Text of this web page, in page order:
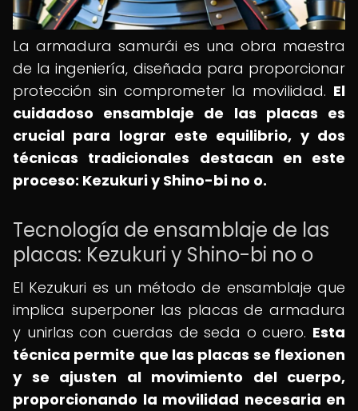
La armadura samurái es una obra maestra
de la ingeniería, diseñada para proporcionar
protección sin comprometer la movilidad. El
cuidadoso ensamblaje de las placas es
crucial para lograr este equilibrio, y dos
técnicas tradicionales destacan en este
proceso: Kezukuri y Shino-bi no o.
Tecnología de ensamblaje de las
placas: Kezukuri y Shino-bi no o
El Kezukuri es un método de ensamblaje que
implica superponer las placas de armadura
y unirlas con cuerdas de seda o cuero. Esta
técnica permite que las placas se flexionen
y se ajusten al movimiento del cuerpo,
proporcionando la movilidad necesaria en